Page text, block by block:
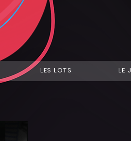
LES LOTS LE